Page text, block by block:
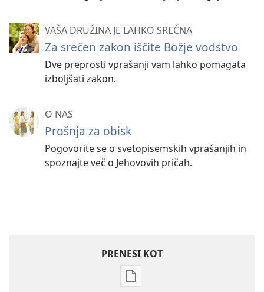
VAŠA DRUŽINA JE LAHKO SREČNA
Za srečen zakon iščite Božje vodstvo
Dve preprosti vprašanji vam lahko pomagata
izboljšati zakon.
O NAS
Prošnja za obisk
Pogovorite se o svetopisemskih vprašanjih in
spoznajte več o Jehovovih pričah.
PRENESI KOT
Možnosti